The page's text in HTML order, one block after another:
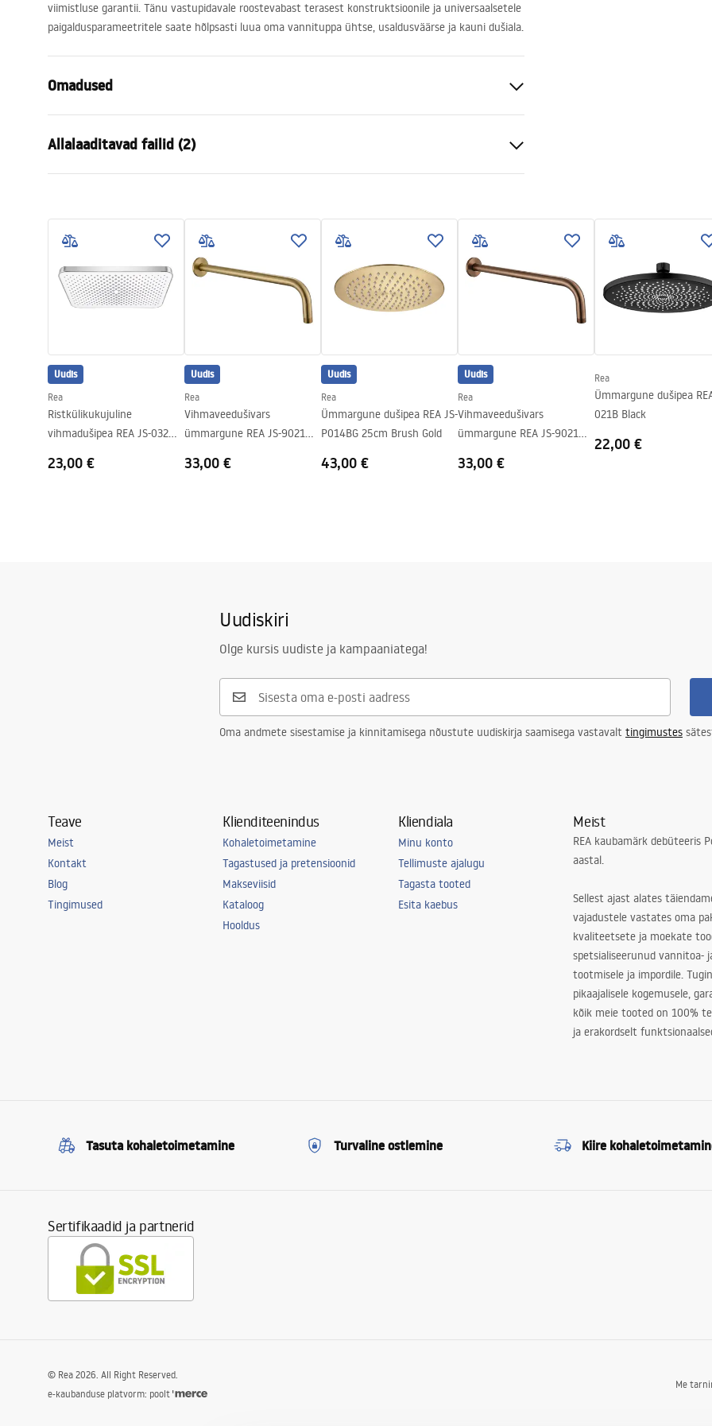
viimistluse garantii. Tänu vastupidavale roostevabast terasest konstruktsioonile ja universaalsetele
paigaldusparameetritele saate hõlpsasti luua oma vannituppa ühtse, usaldusväärse ja kauni dušiala.
Omadused
Materjal
Paigaldusviis
Kruvitav
Garantii
24 kuud
Allalaaditavad failid (2)
Warranty_Terms_and_Conditions_
Accessories_-_24.pdf
Uudis
Rea
Ristkülikukujuline
vihmadušipea REA JS-032
23,00 €
Uudis
Rea
Vihmaveedušivars
ümmargune REA JS-9021
33,00 €
Uudis
Rea
Ümmargune dušipea REA JS-
P014BG 25cm Brush Gold
43,00 €
Uudis
Rea
Vihmaveedušivars
ümmargune REA JS-9021
33,00 €
Rea
Ümmargune dušipea
021B Black
22,00 €
Uudiskiri
Olge kursis uudiste ja kampaaniatega!
Oma andmete sisestamise ja kinnitamisega nõustute uudiskirja saamisega vastavalt tingimustes
Teave
Meist
Kontakt
Blog
Tingimused
Klienditeenindus
Kohaletoimetamine
Tagastused ja pretensioonid
Makseviisid
Kataloog
Hooldus
Kliendiala
Minu konto
Tellimuste ajalugu
Tagasta tooted
Esita kaebus
Meist
REA kaubamärk debüteeris
aastal.
Sellest ajast alates
vajadustele vastates oma
kvaliteetsete ja moekate
spetsialiseerunud vannitoa-
tootmisele ja impordile.
pikaajalisele kogemusele,
kõik meie tooted on 100%
ja erakordselt
Tasuta kohaletoimetamine Turvaline ostlemine Kiire
Sertifikaadid ja partnerid
Me
© Rea 2026. All Right Reserved.
e-kaubanduse platvorm: poolt